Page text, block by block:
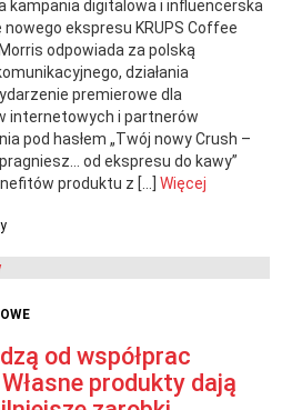
kampania digitalowa i influencerska
ekspresu KRUPS Coffee
odpowiada za polską
działania
premierowe dla
internetowych i partnerów
pod hasłem „Twój nowy Crush –
od ekspresu do kawy”
produktu z […] Więcej
od współprac
produkty dają